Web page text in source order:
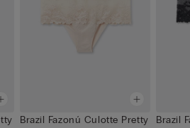
Brazil Fazonú Culotte Pretty
Brazil